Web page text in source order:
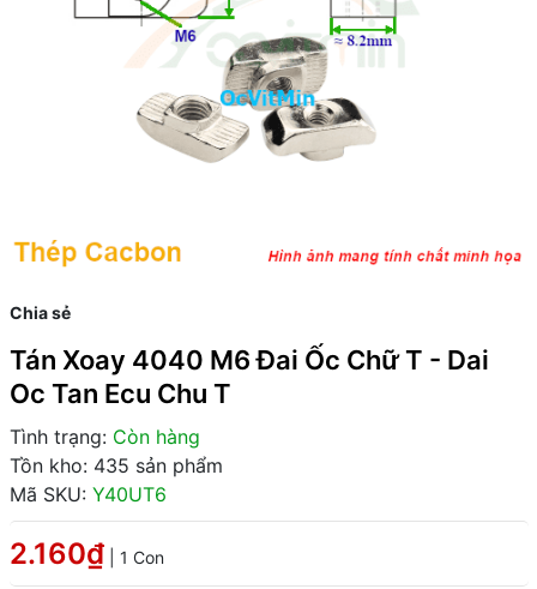
Chia sẻ
Tán Xoay 4040 M6 Đai Ốc Chữ T - Dai
Oc Tan Ecu Chu T
Tình trạng: Còn hàng
Tồn kho: 435 sản phẩm
Mã SKU: Y40UT6
2.160₫ | 1 Con